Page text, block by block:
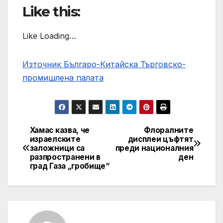
Like this:
Like Loading…
Източник Българо-Китайска Търговско-
промишлена палaта
Навигация
Флоралните
дисплеи цъфтят
преди националния
ден
Хамас казва, че
израелските
заложници са
разпространени в
град Газа „гробище“